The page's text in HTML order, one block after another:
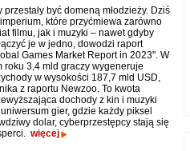
przestały być domeną młodzieży. Dziś
które przyćmiewa zarówno
filmu, jak i muzyki – nawet gdyby
je w jedno, dowodzi raport
Games Market Report in 2023". W
roku 3,4 mld graczy wygeneruje
w wysokości 187,7 mld USD,
z raportu Newzoo. To kwota
dochody z kin i muzyki
gier, gdzie każdy piksel
dolar, cyberprzestępcy stają się
więcej